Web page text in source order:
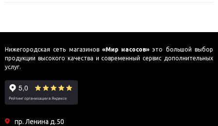
Нижегородская сеть магазинов «Мир насосов» это большой выбор
продукции высокого качества и современный сервис дополнительных
услуг.
пр. Ленина д.50